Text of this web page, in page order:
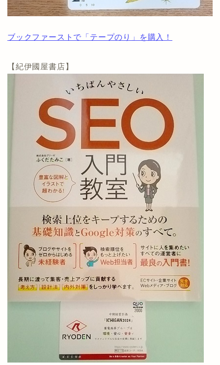
ブックファーストで「テープのり」を購入！
【紀伊國屋書店】